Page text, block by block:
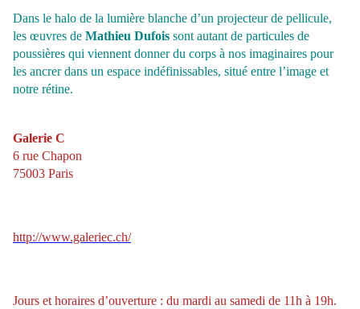
Dans le halo de la lumière blanche d’un projecteur de pellicule,
les œuvres de Mathieu Dufois sont autant de particules de
poussières qui viennent donner du corps à nos imaginaires pour
les ancrer dans un espace indéfinissables, situé entre l’image et
notre rétine.
Galerie C
6 rue Chapon
75003 Paris
http://www.galeriec.ch/
Jours et horaires d’ouverture : du mardi au samedi de 11h à 19h.